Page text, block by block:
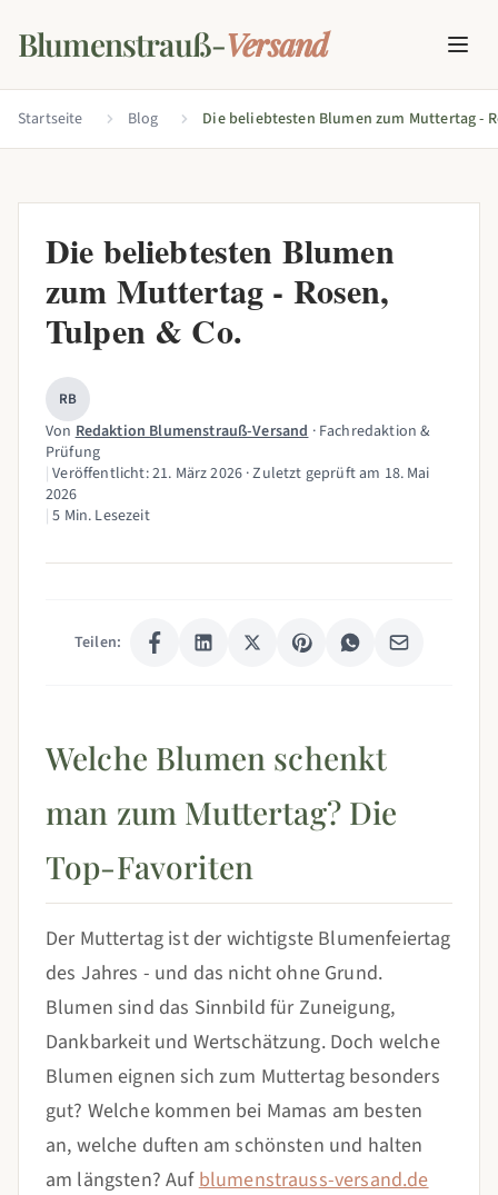
Blumenstrauß-Versand
Startseite Blog
Die beliebtesten Blumen
zum Muttertag - Rosen,
Tulpen & Co.
RB
VonRedaktion Blumenstrauß-Versand· Fachredaktion &
Prüfung
Veröffentlicht:21. März 2026 · Zuletzt geprüft am 18. Mai
2026
5 Min. Lesezeit
Teilen:
Welche Blumen schenkt
man zum Muttertag? Die
Top-Favoriten
Der Muttertag ist der wichtigste Blumenfeiertag
des Jahres - und das nicht ohne Grund.
Blumen sind das Sinnbild für Zuneigung,
Dankbarkeit und Wertschätzung. Doch welche
Blumen eignen sich zum Muttertag besonders
gut? Welche kommen bei Mamas am besten
an, welche duften am schönsten und halten
am längsten? Aufblumenstrauss-versand.de